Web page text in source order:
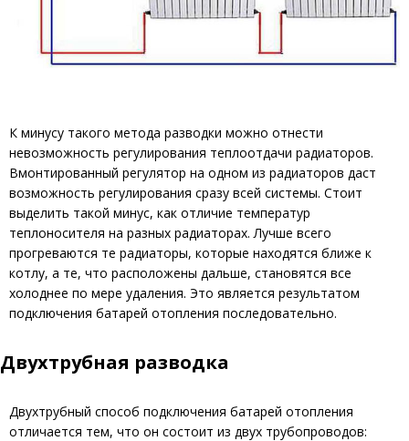
К минусу такого метода разводки можно отнести
невозможность регулирования теплоотдачи радиаторов.
Вмонтированный регулятор на одном из радиаторов даст
возможность регулирования сразу всей системы. Стоит
выделить такой минус, как отличие температур
теплоносителя на разных радиаторах. Лучше всего
прогреваются те радиаторы, которые находятся ближе к
котлу, а те, что расположены дальше, становятся все
холоднее по мере удаления. Это является результатом
подключения батарей отопления последовательно.
Двухтрубная разводка
Двухтрубный способ подключения батарей отопления
отличается тем, что он состоит из двух трубопроводов: